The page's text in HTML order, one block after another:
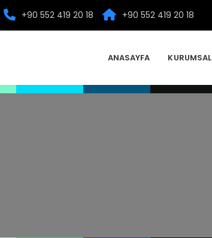
+90 552 419 20 18 +90 552 419 20 18
ANASAYFA KURUMSAL